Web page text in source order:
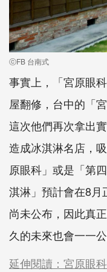
ⓒFB 台南式
事實上，「宮原眼
屋翻修，台中的「
這次他們再次拿出
造成冰淇淋名店，
原眼科」或是「第
淇淋」預計會在8月
尚未公布，因此真
久的未來也會一一公
延伸閱讀：宮原眼